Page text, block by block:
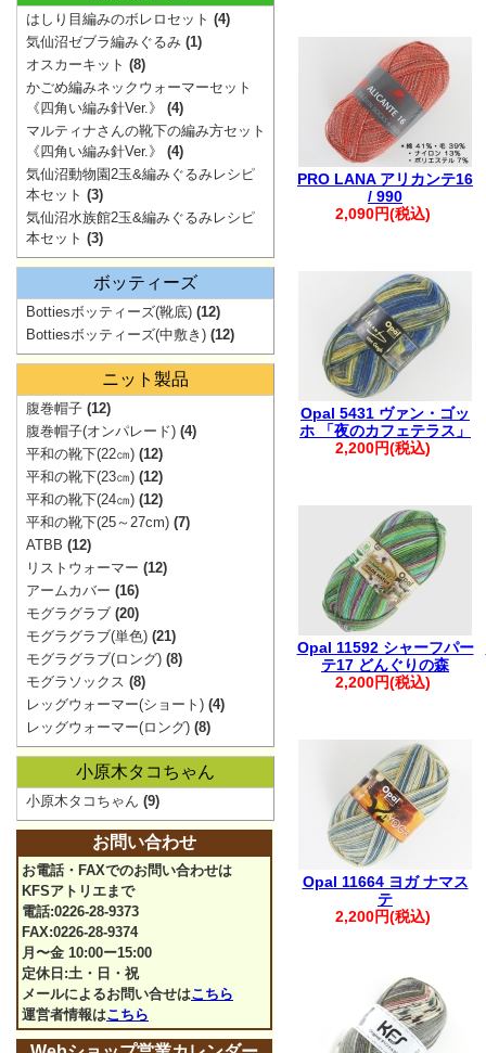
・お振込みで
ご注文も1件
・自動返信メ
ご連絡くださ
※※弊社からの
入りますが、
。.。:+* ゜ ゜
PRO LANA アリカンテ16
/ 990
2,090円(税込)
Opal 5431 ヴァン・ゴッ
ホ 「夜のカフェテラス」
2,200円(税込)
Opal 11592 シャーフパー
テ17 どんぐりの森
2,200円(税込)
Opal 11664 ヨガ ナマス
テ
2,200円(税込)
はしり目編みのボレロセット (4)
気仙沼ゼブラ編みぐるみ (1)
オスカーキット (8)
かごめ編みネックウォーマーセット
《四角い編み針Ver.》
(4)
マルティナさんの靴下の編み方セット
《四角い編み針Ver.》
(4)
気仙沼動物園2玉&編みぐるみレシピ
本セット (3)
気仙沼水族館2玉&編みぐるみレシピ
本セット (3)
ボッティーズ
Bottiesボッティーズ(靴底) (12)
Bottiesボッティーズ(中敷き) (12)
ニット製品
腹巻帽子 (12)
腹巻帽子(オンパレード) (4)
平和の靴下(22㎝) (12)
平和の靴下(23㎝) (12)
平和の靴下(24㎝) (12)
平和の靴下(25～27cm) (7)
ATBB (12)
リストウォーマー (12)
アームカバー (16)
モグラグラブ (20)
モグラグラブ(単色) (21)
モグラグラブ(ロング) (8)
モグラソックス (8)
レッグウォーマー(ショート) (4)
レッグウォーマー(ロング) (8)
小原木タコちゃん
小原木タコちゃん (9)
お問い合わせ
お電話・FAXでのお問い合わせは
KFSアトリエまで
電話:0226-28-9373
FAX:0226-28-9374
月〜金 10:00ー15:00
定休日:土・日・祝
メールによるお問い合せはこちら
運営者情報はこちら